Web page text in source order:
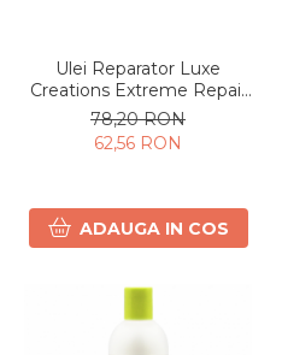
Ulei Reparator Luxe
Creations Extreme Repair
55ml
78,20 RON
62,56 RON
ADAUGA IN COS